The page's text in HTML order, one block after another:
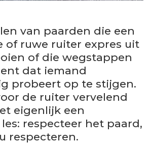
van paarden die een
of ruwe ruiter expres uit
of die wegstappen
dat iemand
probeert op te stijgen.
de ruiter vervelend
eigenlijk een
respecteer het paard,
respecteren.